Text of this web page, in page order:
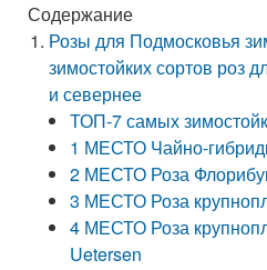
Содержание
Розы для Подмосковья
зимостойких сортов роз
и севернее
ТОП-7 самых
1 МЕСТО Чайно-
2 МЕСТО Роза
3 МЕСТО Роза
4 МЕСТО Роза
Uetersen